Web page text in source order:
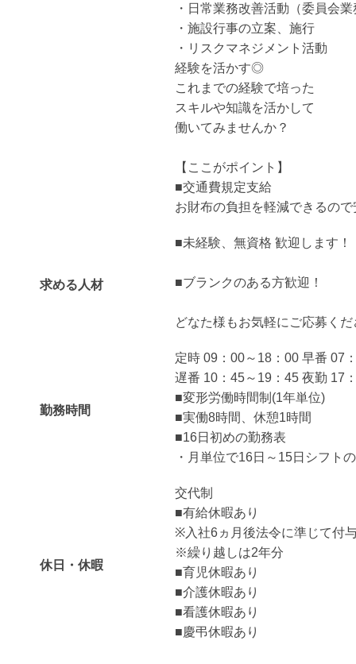
・日常業務改善活動（委員会
・施設行事の立案、施行
・リスクマネジメント活動
経験を活かす◎
これまでの経験で培った
スキルや知識を活かして
働いてみませんか？
【ここがポイント】
■交通費規定支給
お財布の負担を軽減できるので
求める人材
■未経験、無資格 歓迎します！
■ブランクのある方歓迎！
どなた様もお気軽にご応募く
勤務時間
定時 09：00～18：00 早番 07
遅番 10：45～19：45 夜勤 17
■変形労働時間制(1年単位)
■実働8時間、休憩1時間
■16日初めの勤務表
・月単位で16日～15日シフト
休日・休暇
交代制
■有給休暇あり
※入社6ヵ月後法令に準じて付
※繰り越しは2年分
■育児休暇あり
■介護休暇あり
■看護休暇あり
■慶弔休暇あり